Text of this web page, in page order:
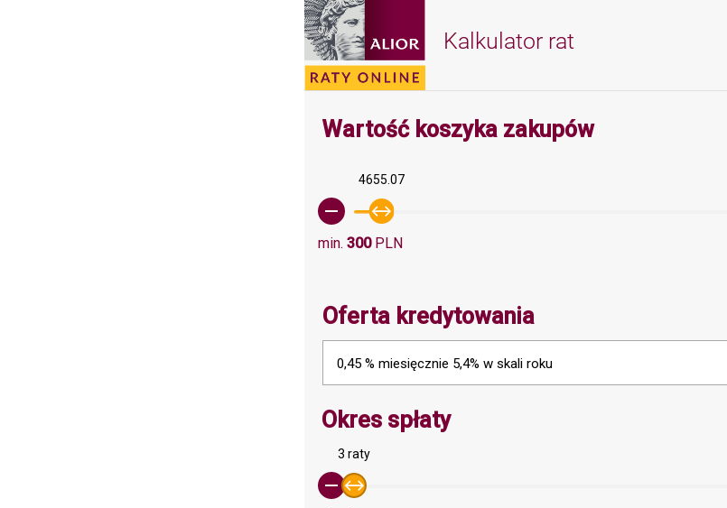
Kalkulator rat
Wartość koszyka zakupówMinimalna
4655.07
min. 300PLN
Oferta kredytowania
0,45 % miesięcznie 5,4% w skali roku
Okres spłatyMinimalna wartość 3,
3 raty